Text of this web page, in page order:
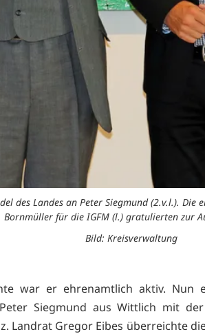
des Landes an Peter Siegmund (2.v.l.).
Bornmüller für die IGFM (l.) gratulierten zur
Bild: Kreisverwaltung
war er ehrenamtlich aktiv. Nun
Siegmund aus Wittlich mit
Landrat Gregor Eibes überreichte